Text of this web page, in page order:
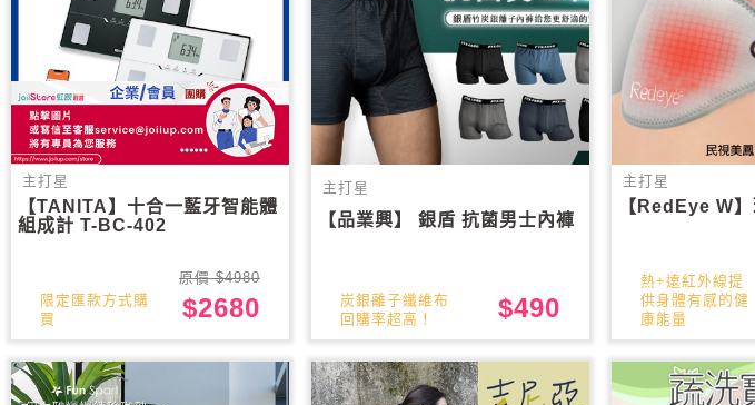
主打星
【TANITA】十合一藍牙智能體
組成計 T-BC-402
限定匯款方式購
買
原價 $4980
$2680
主打星
【品業興】 銀盾 抗菌男士內褲
炭銀離子纖維布
回購率超高！
$490
主打星
【RedEye W
熱+遠紅外線提
供身體有感的健
康能量